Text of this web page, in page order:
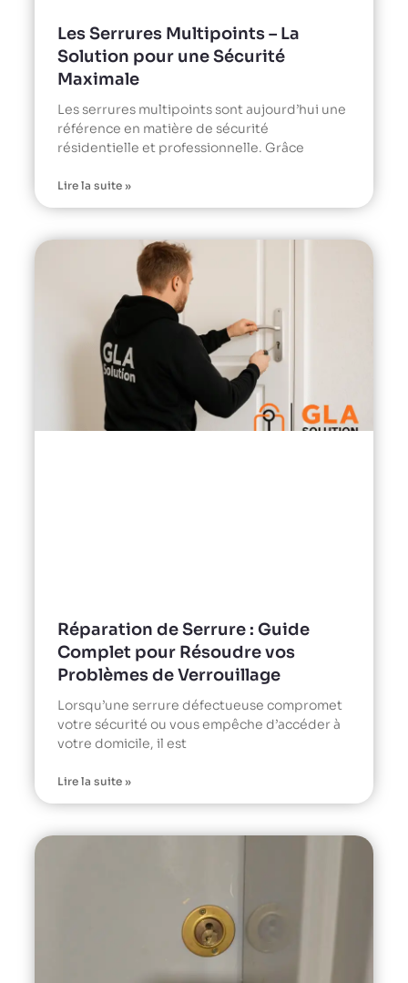
Les Serrures Multipoints – La
Solution pour une Sécurité
Maximale
Les serrures multipoints sont aujourd’hui une
référence en matière de sécurité
résidentielle et professionnelle. Grâce
Lire la suite »
Réparation de Serrure : Guide
Complet pour Résoudre vos
Problèmes de Verrouillage
Lorsqu’une serrure défectueuse compromet
votre sécurité ou vous empêche d’accéder à
votre domicile, il est
Lire la suite »